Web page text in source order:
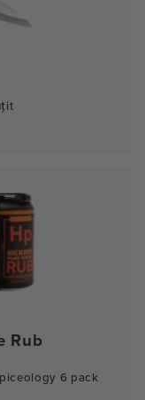
Rub
6 pack